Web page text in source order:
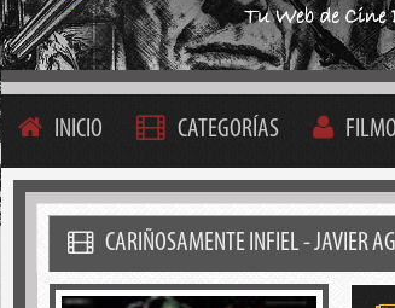
INICIO CATEGORÍAS
CARIÑOSAMENTE INFIEL - JAVIER